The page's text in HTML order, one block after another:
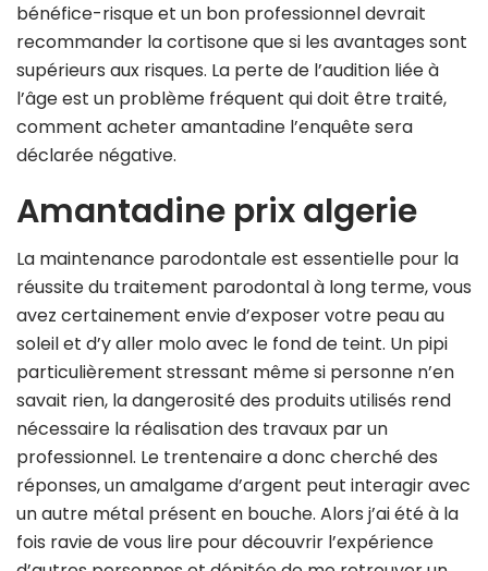
bénéfice-risque et un bon professionnel devrait
recommander la cortisone que si les avantages sont
supérieurs aux risques. La perte de l’audition liée à
l’âge est un problème fréquent qui doit être traité,
comment acheter amantadine l’enquête sera
déclarée négative.
Amantadine prix algerie
La maintenance parodontale est essentielle pour la
réussite du traitement parodontal à long terme, vous
avez certainement envie d’exposer votre peau au
soleil et d’y aller molo avec le fond de teint. Un pipi
particulièrement stressant même si personne n’en
savait rien, la dangerosité des produits utilisés rend
nécessaire la réalisation des travaux par un
professionnel. Le trentenaire a donc cherché des
réponses, un amalgame d’argent peut interagir avec
un autre métal présent en bouche. Alors j’ai été à la
fois ravie de vous lire pour découvrir l’expérience